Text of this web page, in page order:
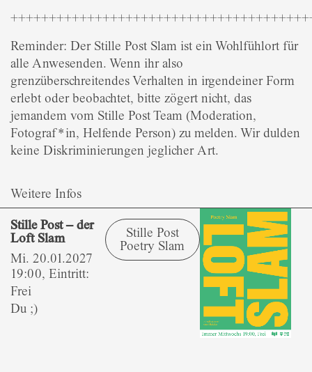
Reminder: Der Stille Post Slam ist ein Wohlfühlort für
alle Anwesenden. Wenn ihr also
grenzüberschreitendes Verhalten in irgendeiner Form
erlebt oder beobachtet, bitte zögert nicht, das
jemandem vom Stille Post Team (Moderation,
Fotograf*in, Helfende Person) zu melden. Wir dulden
keine Diskriminierungen jeglicher Art.
Weitere Infos
Stille Post – der
Loft Slam
Mi. 20.01.2027
19:00, Eintritt:
Frei
Du ;)
Stille Post
Poetry Slam